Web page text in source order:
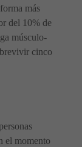
más
del 10% de
músculo-
cinco
el momento